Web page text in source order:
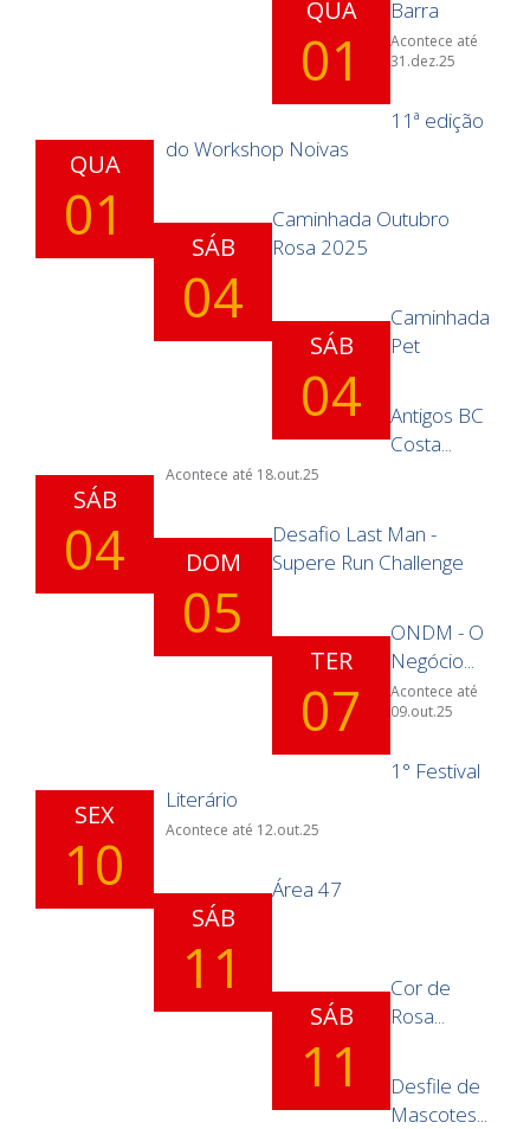
QUA
01
Barra
Acontece até
31.dez.25
QUA
01
11ª edição
do Workshop Noivas
SÁB
04
Caminhada Outubro
Rosa 2025
SÁB
04
Caminhada
Pet
SÁB
04
Antigos BC
Costa...
Acontece até 18.out.25
DOM
05
Desafio Last Man -
Supere Run Challenge
TER
07
ONDM - O
Negócio...
Acontece até
09.out.25
SEX
10
1° Festival
Literário
Acontece até 12.out.25
SÁB
11
Área 47
SÁB
11
Cor de
Rosa...
Desfile de
Mascotes...